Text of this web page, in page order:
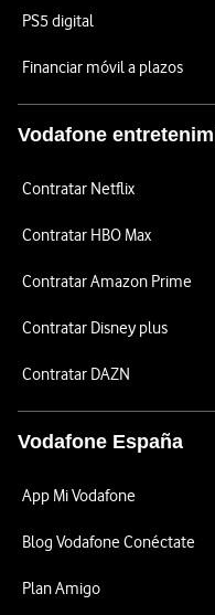
PS5 digital
Financiar móvil a plazos
Vodafone
Contratar Netflix
Contratar HBO Max
Contratar Amazon Prime
Contratar Disney plus
Contratar DAZN
Vodafone España
App Mi Vodafone
Blog Vodafone Conéctate
Plan Amigo